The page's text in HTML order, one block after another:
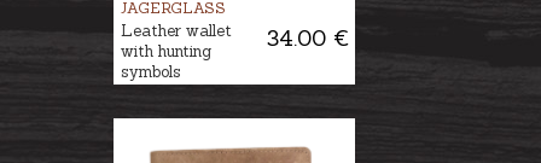
JAGERGLASS
34.00 €
Leather wallet
with hunting
symbols